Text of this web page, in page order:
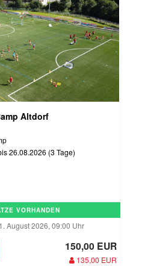
Altdorf
26.08.2026 (3 Tage)
VORHANDEN
August 2026, 09:00 Uhr
150,00 EUR
135,00 EUR